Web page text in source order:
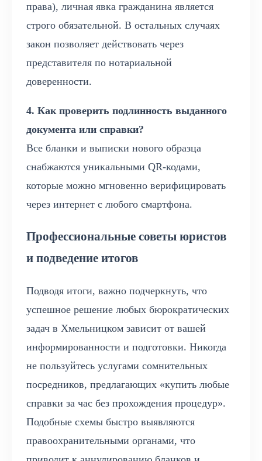
права), личная явка гражданина является
строго обязательной. В остальных случаях
закон позволяет действовать через
представителя по нотариальной
доверенности.
4. Как проверить подлинность выданного
документа или справки?
Все бланки и выписки нового образца
снабжаются уникальными QR-кодами,
которые можно мгновенно верифицировать
через интернет с любого смартфона.
Профессиональные советы юристов
и подведение итогов
Подводя итоги, важно подчеркнуть, что
успешное решение любых бюрократических
задач в Хмельницком зависит от вашей
информированности и подготовки. Никогда
не пользуйтесь услугами сомнительных
посредников, предлагающих «купить любые
справки за час без прохождения процедур».
Подобные схемы быстро выявляются
правоохранительными органами, что